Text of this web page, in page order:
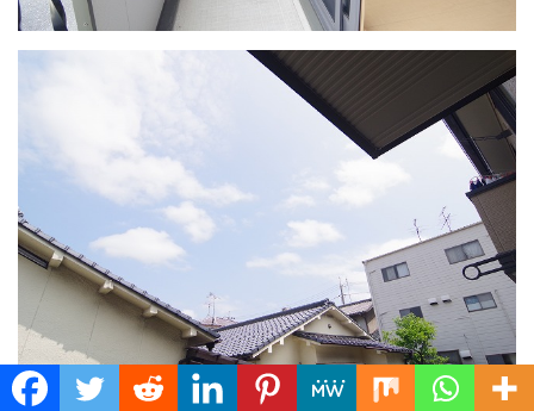
Translate »